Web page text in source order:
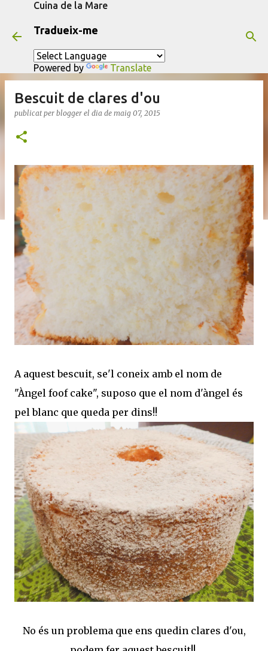
Cuina de la Mare
Tradueix-me
Powered by Translate
Bescuit de clares d'ou
publicat per blogger el dia de maig 07, 2015
A aquest bescuit, se'l coneix amb el nom de
"Àngel foof cake", suposo que el nom d'àngel és
pel blanc que queda per dins!!
No és un problema que ens quedin clares d'ou,